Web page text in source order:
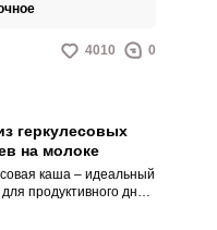
4010 0
геркулесовых
на молоке
каша – идеальный
для продуктивного дня.